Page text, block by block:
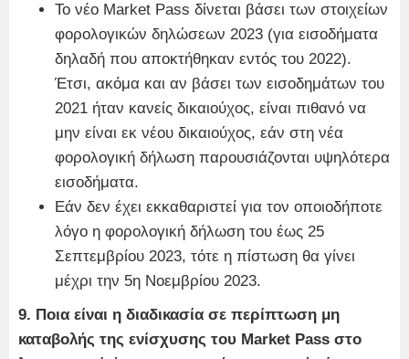
Το νέο Market Pass δίνεται βάσει των στοιχείων
φορολογικών δηλώσεων 2023 (για εισοδήματα
δηλαδή που αποκτήθηκαν εντός του 2022).
Έτσι, ακόμα και αν βάσει των εισοδημάτων του
2021 ήταν κανείς δικαιούχος, είναι πιθανό να
μην είναι εκ νέου δικαιούχος, εάν στη νέα
φορολογική δήλωση παρουσιάζονται υψηλότερα
εισοδήματα.
Εάν δεν έχει εκκαθαριστεί για τον οποιοδήποτε
λόγο η φορολογική δήλωση του έως 25
Σεπτεμβρίου 2023, τότε η πίστωση θα γίνει
μέχρι την 5η Νοεμβρίου 2023.
9. Ποια είναι η διαδικασία σε περίπτωση μη
καταβολής της ενίσχυσης του Market Pass στο